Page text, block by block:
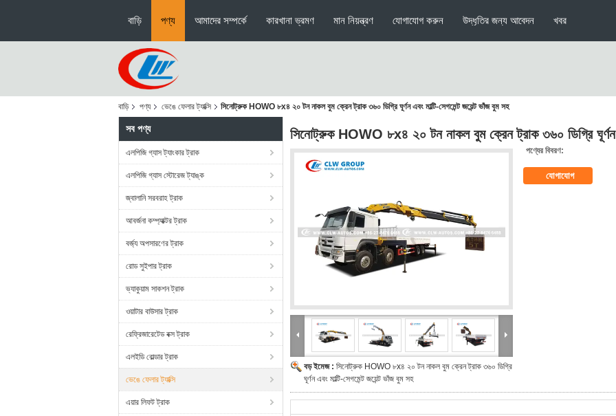
বাড়ি পণ্য আমাদের সম্পর্কে কারখানা ভ্রমণ মান নিয়ন্ত্রণ যোগাযোগ করুন উদ্ধৃতির জন্য আবেদন খবর
বাড়ি পণ্য ভেঙে ফেলার ট্যাক্সি সিনোট্রুক HOWO ৮x৪ ২০ টন নাকল বুম ক্রেন ট্রাক ৩৬০ ডিগ্রি ঘূর্ণন এবং মাল্টি-সেগমেন্ট জয়েন্ট ভাঁজ বুম সহ
সব পণ্য
এলপিজি গ্যাস ট্যাংকার ট্রাক
এলপিজি গ্যাস স্টোরেজ ট্যাঙ্ক
জ্বালানি সরবরাহ ট্রাক
আবর্জনা কম্প্যাক্টর ট্রাক
বর্জ্য অপসারণের ট্রাক
রোড সুইপার ট্রাক
ভ্যাকুয়াম সাকশন ট্রাক
ওয়াটার বাউসার ট্রাক
রেফ্রিজারেটেড বক্স ট্রাক
এলইডি বোল্ডার ট্রাক
ভেঙে ফেলার ট্যাক্সি
এয়ার লিফট ট্রাক
সিনোট্রুক HOWO ৮x৪ ২০ টন নাকল বুম ক্রেন ট্রাক ৩৬০ ডিগ্রি ঘূর্ণন
বড় ইমেজ : সিনোট্রুক HOWO ৮x৪ ২০ টন নাকল বুম ক্রেন ট্রাক ৩৬০ ডিগ্রি
ঘূর্ণন এবং মাল্টি-সেগমেন্ট জয়েন্ট ভাঁজ বুম সহ
পণ্যের বিবরণ:
যোগাযোগ